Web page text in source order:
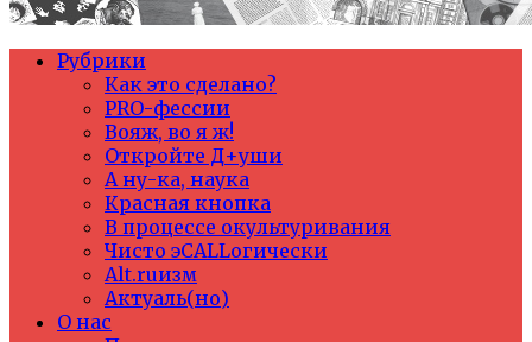
Рубрики
Как это сделано?
PRO-фессии
Вояж, во я ж!
Откройте Д+уши
А ну-ка, наука
Красная кнопка
В процессе окультуривания
Чисто эCALLогически
Alt.ruизм
Актуаль(но)
О нас